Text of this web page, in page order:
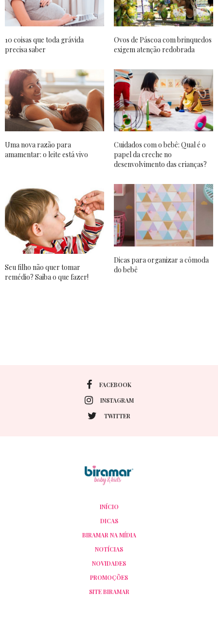
10 coisas que toda grávida
precisa saber
Ovos de Páscoa com brinquedos
exigem atenção redobrada
Uma nova razão para
amamentar: o leite está vivo
Cuidados com o bebê: Qual é o
papel da creche no
desenvolvimento das crianças?
Seu filho não quer tomar
remédio? Saiba o que fazer!
Dicas para organizar a cômoda
do bebê
FACEBOOK
INSTAGRAM
TWITTER
INÍCIO
DICAS
BIRAMAR NA MÍDIA
NOTÍCIAS
NOVIDADES
PROMOÇÕES
SITE BIRAMAR